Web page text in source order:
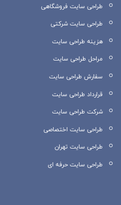
طراحی سایت فروشگاهی
طراحی سایت شرکتی
هزینه طراحی سایت
مراحل طراحی سایت
سفارش طراحی سایت
قرارداد طراحی سایت
شرکت طراحی سایت
طراحی سایت اختصاصی
طراحی سایت تهران
طراحی سایت حرفه ای